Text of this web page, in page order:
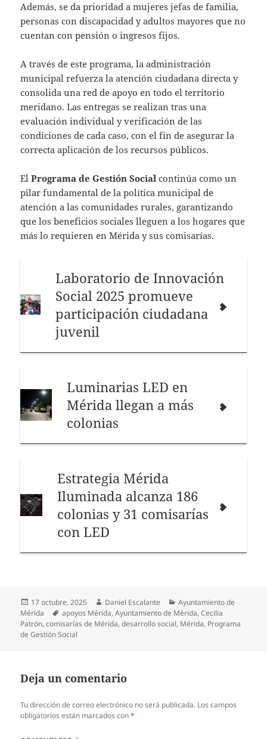
Además, se da prioridad a mujeres jefas de familia,
personas con discapacidad y adultos mayores que no
cuentan con pensión o ingresos fijos.
A través de este programa, la administración
municipal refuerza la atención ciudadana directa y
consolida una red de apoyo en todo el territorio
meridano. Las entregas se realizan tras una
evaluación individual y verificación de las
condiciones de cada caso, con el fin de asegurar la
correcta aplicación de los recursos públicos.
ElPrograma de Gestión Social continúa como un
pilar fundamental de la política municipal de
atención a las comunidades rurales, garantizando
que los beneficios sociales lleguen a los hogares que
más lo requieren en Mérida y sus comisarías.
Laboratorio de Innovación
Social 2025 promueve
participación ciudadana
juvenil
Luminarias LED en
Mérida llegan a más
colonias
Estrategia Mérida
Iluminada alcanza 186
colonias y 31 comisarías
con LED
Publicado
el
17 octubre, 2025 Autor
Daniel Escalante Categorías
Ayuntamiento de
Mérida
Etiquetas
apoyos Mérida,Ayuntamiento de Mérida,Cecilia
Patrón,comisarías de Mérida,desarrollo social, Mérida, Programa
de Gestión Social
Deja un comentario
Tu dirección de correo electrónico no será publicada. Los campos
obligatorios están marcados con*